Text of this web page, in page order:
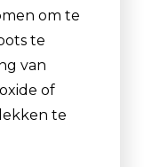
om te
te
van
of
te